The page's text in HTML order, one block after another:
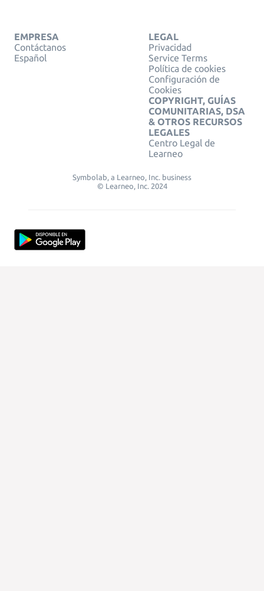
EMPRESA
Contáctanos
Español
LEGAL
Privacidad
Service Terms
Política de cookies
Configuración de
Cookies
COPYRIGHT, GUÍAS
COMUNITARIAS, DSA
& OTROS RECURSOS
LEGALES
Centro Legal de
Learneo
Symbolab, a Learneo, Inc. business
© Learneo, Inc. 2024